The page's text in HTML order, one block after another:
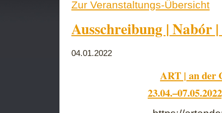
Zur Veranstaltungs-Übersicht
Ausschreibung | Nabór
04.01.2022
ART | an der